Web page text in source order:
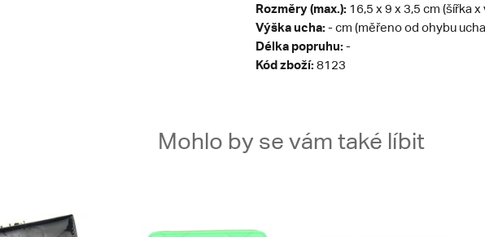
Rozměry (max.): 16,5 x 9 x 3,5 cm (šířka
Výška ucha: - cm (měřeno od ohybu
Délka popruhu: -
Kód zboží: 8123
Mohlo by se vám také líbit